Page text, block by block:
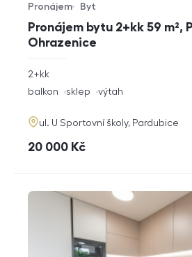
Pronájem bytu 2+kk 59 m²,
Ohrazenice
Typ nabídky
Pronájem
Typ nemovitosti
Byt
rozměry
dispozice
2+kk
funkce
balkon sklep výtah
adresa
ul. U Sportovní školy, Pardubice
cena
20 000 Kč